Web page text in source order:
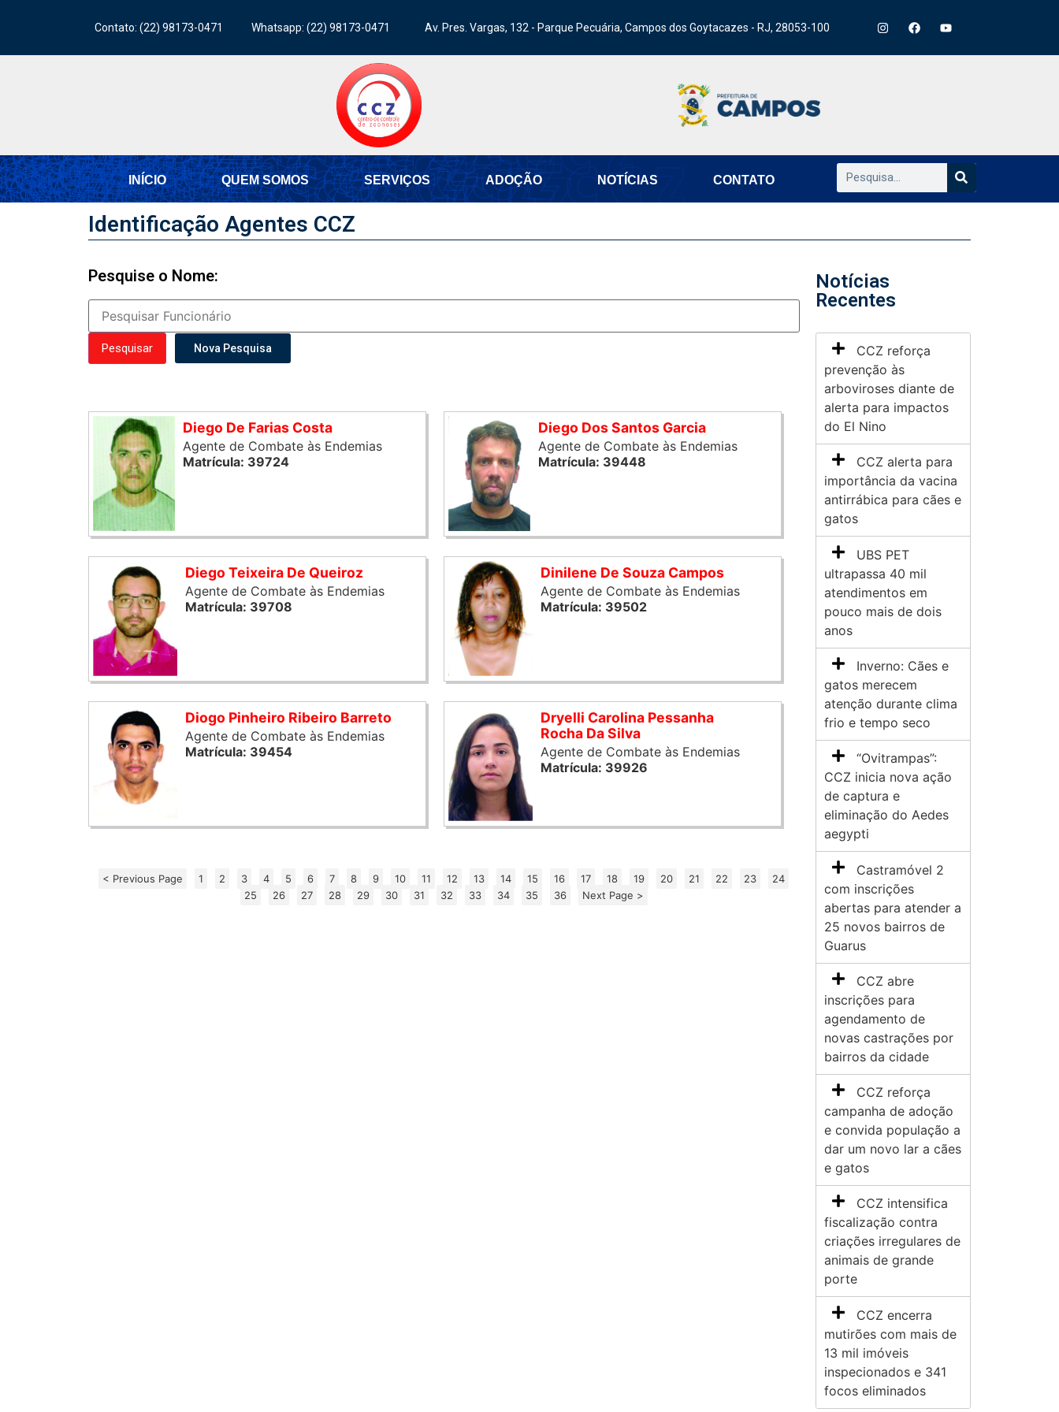
Contato: (22) 98173-0471 Whatsapp: (22) 98173-0471 Av. Pres. Vargas, 132 - Parque Pecuária, Campos dos Goytacazes - RJ, 28053-100
INÍCIO QUEM SOMOS SERVIÇOS ADOÇÃO NOTÍCIAS CONTATO
Identificação Agentes CCZ
Pesquise o Nome:
Nova Pesquisa
Diego De Farias Costa
Agente de Combate às Endemias
Matrícula: 39724
Diego Dos Santos Garcia
Agente de Combate às Endemias
Matrícula: 39448
Diego Teixeira De Queiroz
Agente de Combate às Endemias
Matrícula: 39708
Dinilene De Souza Campos
Agente de Combate às Endemias
Matrícula: 39502
Diogo Pinheiro Ribeiro Barreto
Agente de Combate às Endemias
Matrícula: 39454
Dryelli Carolina Pessanha
Rocha Da Silva
Agente de Combate às Endemias
Matrícula: 39926
< Previous Page 1 2 3 4 5 6 7 8 9 10 11 12 13 14 15 16 17 18 19 20 21 22 23
24
25
26 27 28 29 30 31 32 33 34 35 36 Next Page >
Notícias
Recentes
CCZ reforça
prevenção às
arboviroses diante de
alerta para impactos
do El Nino
CCZ alerta para
importância da vacina
antirrábica para cães e
gatos
UBS PET
ultrapassa 40 mil
atendimentos em
pouco mais de dois
anos
Inverno: Cães e
gatos merecem
atenção durante clima
frio e tempo seco
“Ovitrampas”:
CCZ inicia nova ação
de captura e
eliminação do Aedes
aegypti
Castramóvel 2
com inscrições
abertas para atender a
25 novos bairros de
Guarus
CCZ abre
inscrições para
agendamento de
novas castrações por
bairros da cidade
CCZ reforça
campanha de adoção
e convida população a
dar um novo lar a cães
e gatos
CCZ intensifica
fiscalização contra
criações irregulares de
animais de grande
porte
CCZ encerra
mutirões com mais de
13 mil imóveis
inspecionados e 341
focos eliminados